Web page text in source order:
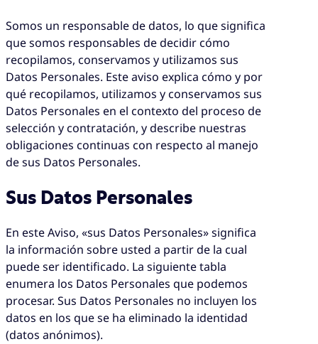
Somos un responsable de datos, lo que significa
que somos responsables de decidir cómo
recopilamos, conservamos y utilizamos sus
Datos Personales. Este aviso explica cómo y por
qué recopilamos, utilizamos y conservamos sus
Datos Personales en el contexto del proceso de
selección y contratación, y describe nuestras
obligaciones continuas con respecto al manejo
de sus Datos Personales.
Sus Datos Personales
En este Aviso, «sus Datos Personales» significa
la información sobre usted a partir de la cual
puede ser identificado. La siguiente tabla
enumera los Datos Personales que podemos
procesar. Sus Datos Personales no incluyen los
datos en los que se ha eliminado la identidad
(datos anónimos).